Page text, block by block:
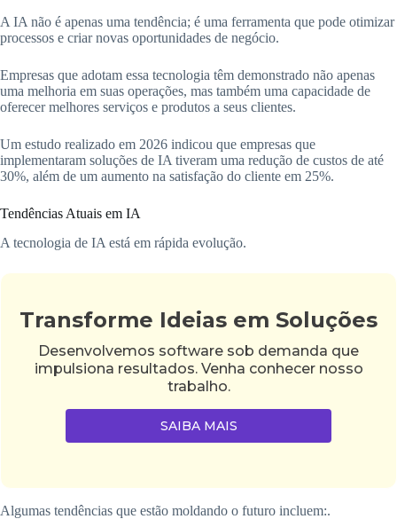
A IA não é apenas uma tendência; é uma ferramenta que pode otimizar
processos e criar novas oportunidades de negócio.
Empresas que adotam essa tecnologia têm demonstrado não apenas
uma melhoria em suas operações, mas também uma capacidade de
oferecer melhores serviços e produtos a seus clientes.
Um estudo realizado em 2026 indicou que empresas que
implementaram soluções de IA tiveram uma redução de custos de até
30%, além de um aumento na satisfação do cliente em 25%.
Tendências Atuais em IA
A tecnologia de IA está em rápida evolução.
Transforme Ideias em Soluções
Desenvolvemos software sob demanda que
impulsiona resultados. Venha conhecer nosso
trabalho.
SAIBA MAIS
Algumas tendências que estão moldando o futuro incluem:.